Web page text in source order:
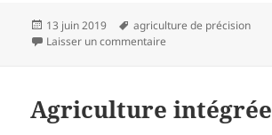
Publié
le
13 juin 2019
Mots-
clés
agriculture de précision
Laisser un commentaire
Agriculture intégrée